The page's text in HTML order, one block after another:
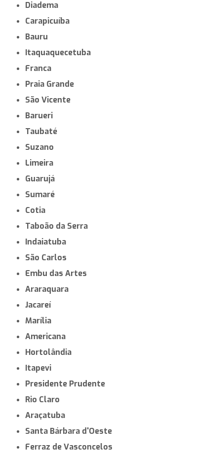
Diadema
Carapicuíba
Bauru
Itaquaquecetuba
Franca
Praia Grande
São Vicente
Barueri
Taubaté
Suzano
Limeira
Guarujá
Sumaré
Cotia
Taboão da Serra
Indaiatuba
São Carlos
Embu das Artes
Araraquara
Jacareí
Marília
Americana
Hortolândia
Itapevi
Presidente Prudente
Rio Claro
Araçatuba
Santa Bárbara d'Oeste
Ferraz de Vasconcelos